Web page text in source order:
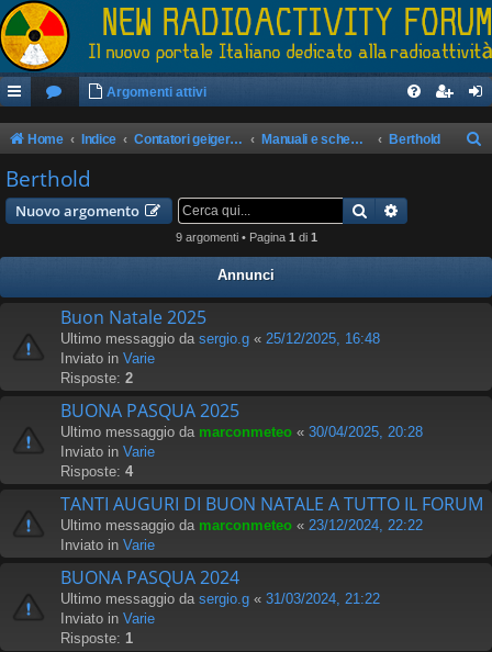
Argomenti attivi
Home Indice Contatori geiger/rilevatori di radioattività Manuali e schemi apparati Berthold
Berthold
Nuovo argomento Cerca
9 argomenti • Pagina 1 di 1
Annunci
Buon Natale 2025
Ultimo messaggio da sergio.g « 25/12/2025, 16:48
Inviato in Varie
Risposte: 2
BUONA PASQUA 2025
Ultimo messaggio da marconmeteo « 30/04/2025, 20:28
Inviato in Varie
Risposte: 4
TANTI AUGURI DI BUON NATALE A TUTTO IL FORUM
Ultimo messaggio da marconmeteo « 23/12/2024, 22:22
Inviato in Varie
BUONA PASQUA 2024
Ultimo messaggio da sergio.g « 31/03/2024, 21:22
Inviato in Varie
Risposte: 1